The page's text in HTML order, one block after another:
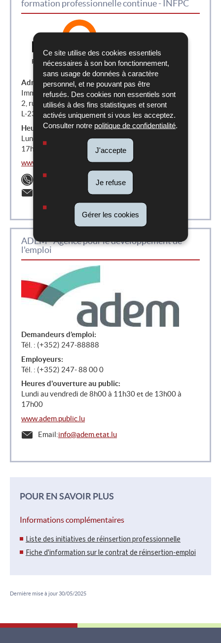
Ce site utilise des cookies essentiels
nécessaires à son bon fonctionnement,
sans usage de données à caractère
personnel, et ne pouvant pas être
refusés. Des cookies non essentiels sont
utilisés à des fins statistiques et seront
activés uniquement si vous les acceptez.
Consulter notre politique de confidentialité
J'accepte
Je refuse
Gérer les cookies
formation professionnelle continue - INFPC
Adresse :
Immeuble Cubus C2
2, rue Peternelchen
L-2370 Howald
Heures d’ouverture au public :
Lundi au Vendredi de 9h00 à 12h00 et de 14h00 à
17h00
www.lifelong-learning.lu
Téléphone:
(+352) 46 96 12 - 1
infpc@infpc.lu
ADEM - Agence pour le développement de
l'emploi
Demandeurs d’emploi:
Tél. : (+352) 247-88888
Employeurs:
Tél. : (+352) 247- 88 00 0
Heures d'ouverture au public:
Lundi au vendredi de 8h00 à 11h30 et de 13h00 à
17h00
www.adem.public.lu
Email:info@adem.etat.lu
POUR EN SAVOIR PLUS
Informations complémentaires
Liste des initiatives de réinsertion professionnelle
Fiche d'information sur le contrat de réinsertion-emploi
Dernière mise à jour 30/05/2025